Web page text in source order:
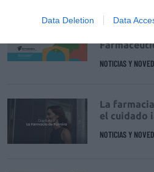
Data Deletion Data
Récord de
NOTICIAS Y
La
el cuidado
NOTICIAS Y